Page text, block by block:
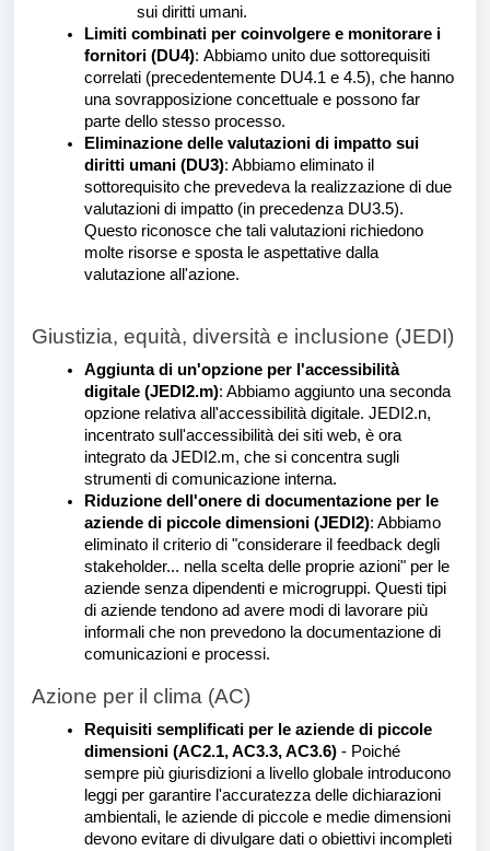
sui diritti umani.
Limiti combinati per coinvolgere e monitorare i
fornitori (DU4): Abbiamo unito due sottorequisiti
correlati (precedentemente DU4.1 e 4.5), che hanno
una sovrapposizione concettuale e possono far
parte dello stesso processo.
Eliminazione delle valutazioni di impatto sui
diritti umani (DU3): Abbiamo eliminato il
sottorequisito che prevedeva la realizzazione di due
valutazioni di impatto (in precedenza DU3.5).
Questo riconosce che tali valutazioni richiedono
molte risorse e sposta le aspettative dalla
valutazione all'azione.
Giustizia, equità, diversità e inclusione (JEDI)
Aggiunta di un'opzione per l'accessibilità
digitale (JEDI2.m): Abbiamo aggiunto una seconda
opzione relativa all'accessibilità digitale. JEDI2.n,
incentrato sull'accessibilità dei siti web, è ora
integrato da JEDI2.m, che si concentra sugli
strumenti di comunicazione interna.
Riduzione dell'onere di documentazione per le
aziende di piccole dimensioni (JEDI2): Abbiamo
eliminato il criterio di "considerare il feedback degli
stakeholder... nella scelta delle proprie azioni" per le
aziende senza dipendenti e microgruppi. Questi tipi
di aziende tendono ad avere modi di lavorare più
informali che non prevedono la documentazione di
comunicazioni e processi.
Azione per il clima (AC)
Requisiti semplificati per le aziende di piccole
dimensioni (AC2.1, AC3.3, AC3.6) - Poiché
sempre più giurisdizioni a livello globale introducono
leggi per garantire l'accuratezza delle dichiarazioni
ambientali, le aziende di piccole e medie dimensioni
devono evitare di divulgare dati o obiettivi incompleti